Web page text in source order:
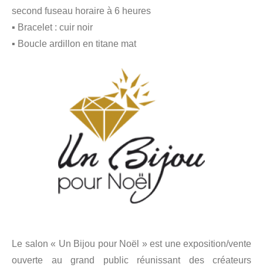
second fuseau horaire à 6 heures
▪ Bracelet : cuir noir
▪ Boucle ardillon en titane mat
Le salon « Un Bijou pour Noël » est une exposition/vente
ouverte au grand public réunissant des créateurs